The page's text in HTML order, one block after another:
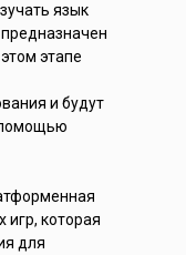
язык
этапе
и будут
игр, которая
для